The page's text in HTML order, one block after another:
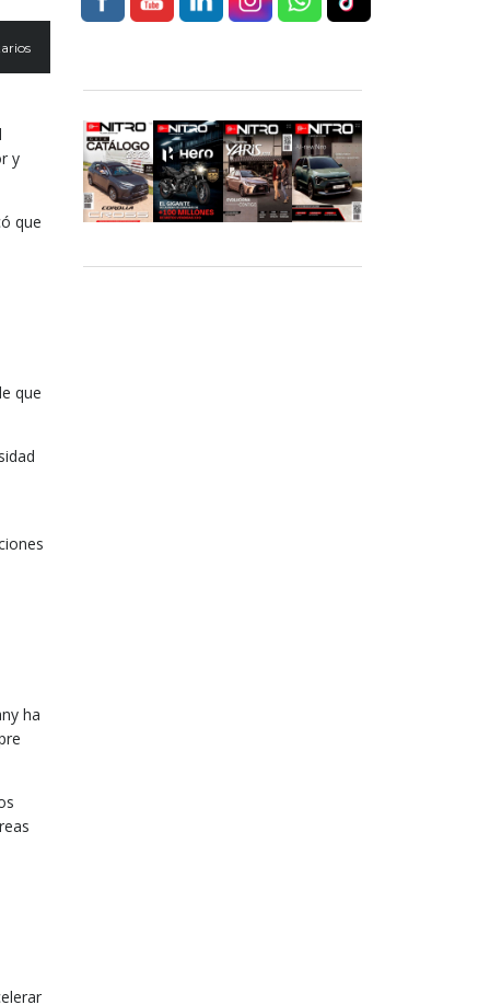
y
que
que
ha